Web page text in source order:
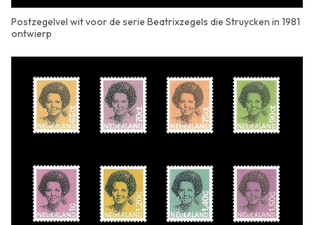
Postzegelvel wit voor de serie Beatrixzegels die Struycken in 1981
ontwierp